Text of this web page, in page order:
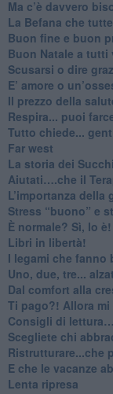
​Ma c’è davvero
​La Befana che
Buon fine e buon
​Buon Natale a tutti
​Scusarsi o dire
​E’ amore o
​Il prezzo della
​Respira... puoi
​Tutto chiede...
​Far west
​La storia dei
​Aiutati….che il
​L’importanza della
​Stress “buono” e
​È normale? Sì, lo è!
​Libri in libertà!
​I legami che fanno
Uno, due, tre...
​Dal comfort alla
​Ti pago?! Allora
​Consigli di
​Scegliete chi
​Ristrutturare...che
​E che le vacanze
​Lenta ripresa